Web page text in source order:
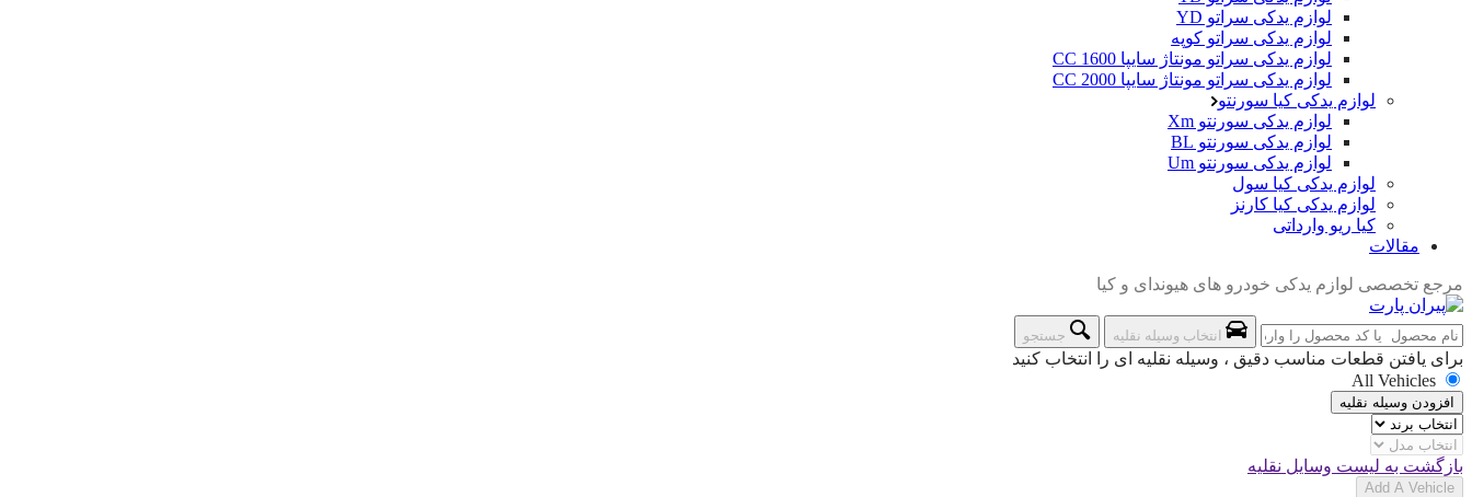
لوازم یدکی سراتو YD
لوازم یدکی سراتو کوپه
لوازم یدکی سراتو مونتاژ سایپا 1600 CC
لوازم یدکی سراتو مونتاژ سایپا 2000 CC
لوازم یدکی کیا سورنتو
لوازم یدکی سورنتو Xm
لوازم یدکی سورنتو BL
لوازم یدکی سورنتو Um
لوازم یدکی کیا سول
لوازم یدکی کیا کارنز
کیا ریو وارداتی
مقالات
مرجع تخصصی لوازم یدکی خودرو های هیوندای و کیا
انتخاب وسیله نقلیه جستجو
برای یافتن قطعات مناسب دقیق ، وسیله نقلیه ای را انتخاب کنید
All Vehicles
افزودن وسیله نقلیه
بازگشت به لیست وسایل نقلیه
Add A Vehicle